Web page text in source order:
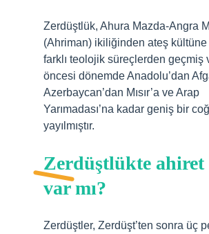
Zerdüştlük, Ahura Mazda-Angra
(Ahriman) ikiliğinden ateş
farklı teolojik süreçlerden geçmiş
öncesi dönemde Anadolu’dan
Azerbaycan’dan Mısır’a ve Arap
Yarımadası’na kadar geniş bir
yayılmıştır.
Zerdüştlükte ahiret
var mı?
Zerdüştler, Zerdüşt’ten sonra üç